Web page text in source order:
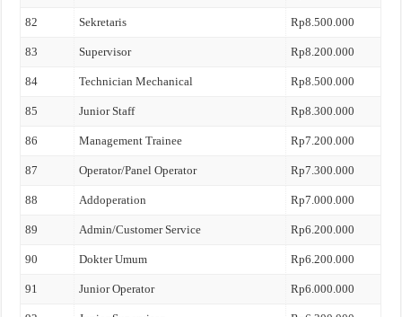
82 Sekretaris Rp8.500.000
83 Supervisor Rp8.200.000
84 Technician Mechanical Rp8.500.000
85 Junior Staff Rp8.300.000
86 Management Trainee Rp7.200.000
87 Operator/Panel Operator Rp7.300.000
88 Addoperation Rp7.000.000
89 Admin/Customer Service Rp6.200.000
90 Dokter Umum Rp6.200.000
91 Junior Operator Rp6.000.000